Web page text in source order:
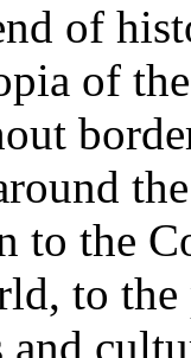
of
of
to the
to the